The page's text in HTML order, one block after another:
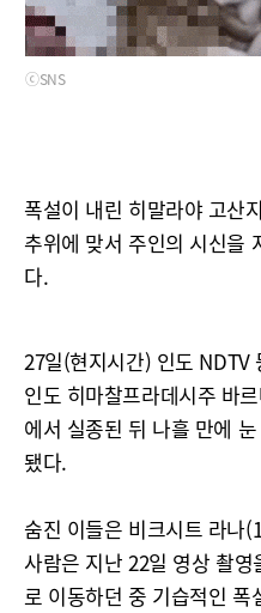
ⓒSNS
폭설이 내린 히말라야 고산
추위에 맞서 주인의 시신을
다.
27일(현지시간) 인도 NDTV
인도 히마찰프라데시주 바
에서 실종된 뒤 나흘 만에
됐다.
숨진 이들은 비크시트 라나
사람은 지난 22일 영상 촬
로 이동하던 중 기습적인 폭